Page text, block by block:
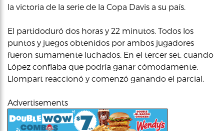
la victoria de la serie de la Copa Davis a su país.
El partidoduró dos horas y 22 minutos. Todos los
puntos y juegos obtenidos por ambos jugadores
fueron sumamente luchados. En el tercer set, cuando
López confiaba que podría ganar cómodamente,
Llompart reaccionó y comenzó ganando el parcial.
Advertisements